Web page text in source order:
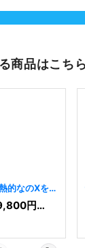
商品はこちら
的なのXを象
革新的なロ
[7851]
円(税込)